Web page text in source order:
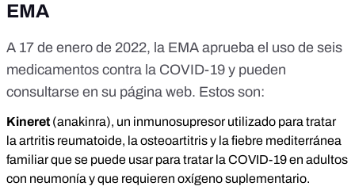
EMA
A 17 de enero de 2022, la EMA aprueba el uso de seis
medicamentos contra la COVID-19 y pueden
consultarse en su página web. Estos son:
Kineret (anakinra), un inmunosupresor utilizado para tratar
la artritis reumatoide, la osteoartitris y la fiebre mediterránea
familiar que se puede usar para tratar la COVID-19 en adultos
con neumonía y que requieren oxígeno suplementario.